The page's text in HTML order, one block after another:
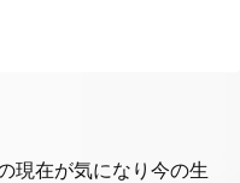
現在が気になり今の生